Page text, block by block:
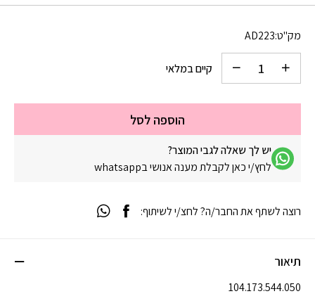
מק"ט:AD223
קיים במלאי
הוספה לסל
יש לך שאלה לגבי המוצר?
לחץ/י כאן לקבלת מענה אנושי בwhatsapp
תיאור
104.173.544.050
רוצה לשתף את החבר/ה? לחצ/י לשיתוף: